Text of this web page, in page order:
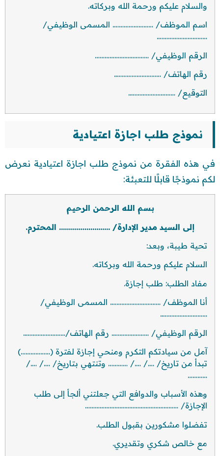
والسلام عليكم ورحمة الله وبركاته.
اسم الموظف/ ……………………. المسمى الوظيفي/
………………………….
الرقم الوظيفي/ ……………………………
رقم الهاتف/ ………………………..
التوقيع/ ………………………..
نموذج طلب اجازة اعتيادية
في هذه الفقرة من نموذج طلب اجازة اعتيادية نعرض
لكم نموذجًا قابلًا للتعبئة:
بسم الله الرحمن الرحيم
إلى السيد مدير الإدارة/ …………………….. المحترم.
تحية طيبة، وبعد:
السلام عليكم ورحمة الله وبركاته.
مفاد الطلب: طلب إجازة.
أنا الموظف/ …………………………. المسمى الوظيفي/
………………………..
الرقم الوظيفي/ ………………….. رقم الهاتف/……………………..
آمل من سيادتكم التكرم ومنحي إجازة لفترة (………………)
تبدأ من تاريخ/ …./ …./ ………… وتنتهي بتاريخ/ …./ …./
…………
وهذه الأسباب والدوافع التي جعلتني ألجأ إلى طلب
الإجازة/ …………………………………………………
تفضلوا مشكورين بقبول الطلب.
مع خالص شكري وتقديري.